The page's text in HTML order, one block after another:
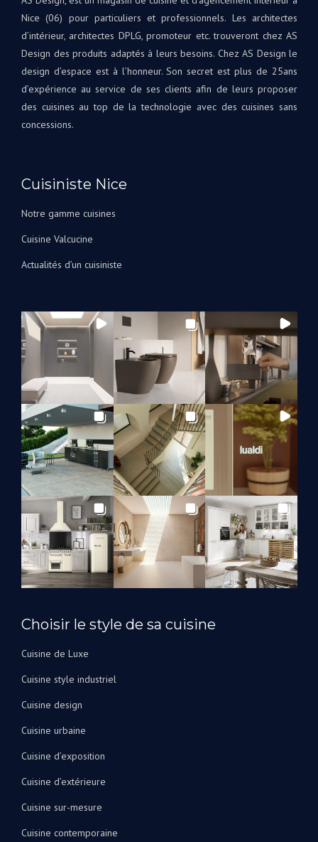
Nice (06) pour particuliers et professionnels. Les architectes
d’intérieur, architectes DPLG, promoteur etc. trouveront chez AS
Design des produits adaptés à leurs besoins. Chez AS Design le
design d’espace est à l’honneur. Son secret est plus de 25ans
d’expérience au service de ses clients afin de leurs proposer
des cuisines au top de la technologie avec des cuisines sans
concessions.
Cuisiniste Nice
Notre gamme cuisines
Cuisine Valcucine
Actualités d’un cuisiniste
Choisir le style de sa cuisine
Cuisine de Luxe
Cuisine style industriel
Cuisine design
Cuisine urbaine
Cuisine d’exposition
Cuisine d’extérieure
Cuisine sur-mesure
Cuisine contemporaine